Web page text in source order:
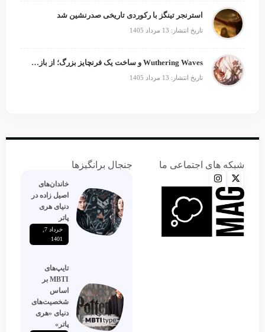
استرنجر تینگز با رکوردی تاریخی صدرنشین شد
تاریخ انتشار: 13 مرداد 1405
Wuthering Waves و ساخت یک فرنچایز بزرگ؛ از بازی تا انیمه
تاریخ انتشار: 13 مرداد 1405
شبکه های اجتماعی ما جنجال برانگیزها
خاندان‌های
اصیل زاده‌ در
دنیای هری
پاتر
1401
تایپ‌های
MBTI بر
اساس
شخصیت‌های
دنیای «هری
پاتر»